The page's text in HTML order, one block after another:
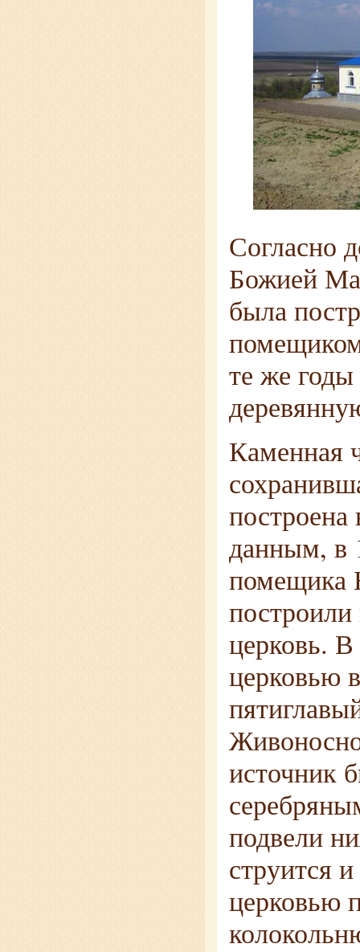
Согласно
Божией
была
те же
Каменная
данным, в
помещика
церковь.
церковью
источник
подвели
струится
церковью